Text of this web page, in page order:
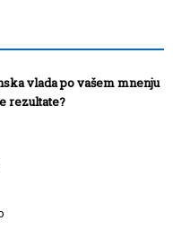
vlada po vašem mnenju
rezultate?